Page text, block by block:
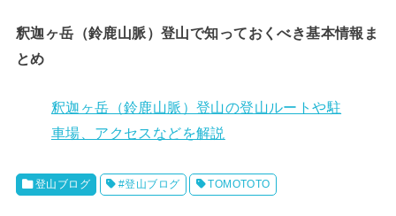
釈迦ヶ岳（鈴鹿山脈）登山で知っておくべき基本情報ま
とめ
釈迦ヶ岳（鈴鹿山脈）登山の登山ルートや駐
車場、アクセスなどを解説
登山ブログ #登山ブログ TOMOTOTO